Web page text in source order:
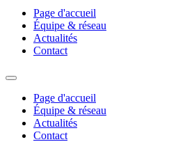
Page d'accueil
Équipe & réseau
Actualités
Contact
Page d'accueil
Équipe & réseau
Actualités
Contact